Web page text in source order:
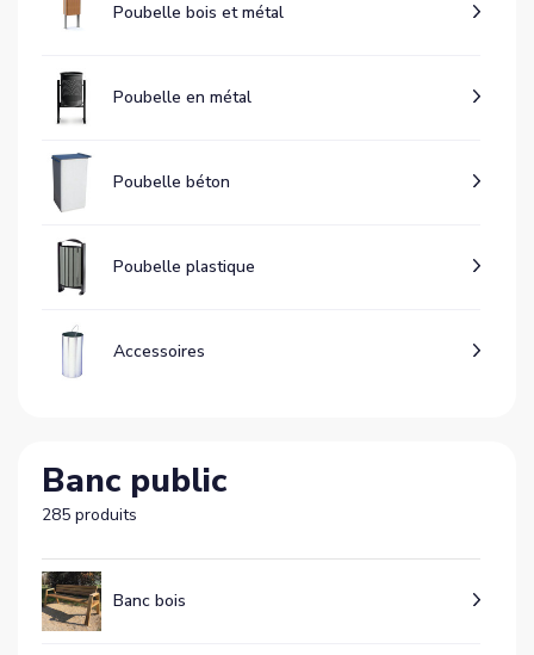
Poubelle bois et métal
Poubelle en métal
Poubelle béton
Poubelle plastique
Accessoires
Banc public
285 produits
Banc bois